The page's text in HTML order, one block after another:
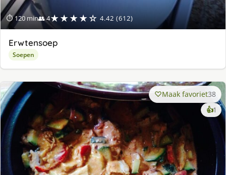
⏱ 120 min👥 4★★★★☆ 4.42 (612)
Erwtensoep
Soepen
Maak favoriet38
👍1